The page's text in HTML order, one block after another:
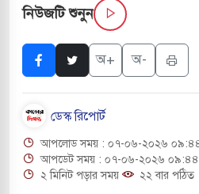
গুলিতে শিক্ষক নিহত,
মধ্যপ্রাচ্যে ব্ল্যাকআউটের কঠোর
বিমানবন্দরের নিরাপত্তা তল্লাশিতে ছাড়
নিউজটি শুনুন
অ+ অ-
ডেস্ক রিপোর্ট
আপলোড সময় : ০৭-০৬-২০২৬
আপডেট সময় : ০৭-০৬-২০২৬
২ মিনিট পড়ার সময়
২২ বার পঠিত